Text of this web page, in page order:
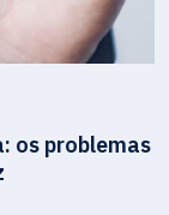
os problemas